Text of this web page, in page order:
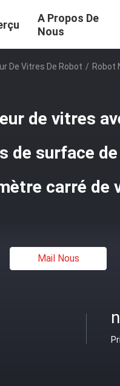
A Propos De
Nous
De Vitres De Robot / Robot
de vitres
de surface
carré de
Mail Nous